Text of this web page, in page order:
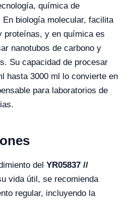
química de
biología molecular, facilita
proteínas, y en química es
nanotubos de carbono y
Su capacidad de procesar
hasta 3000 ml lo convierte en
para laboratorios de
del YR05837 //
vida útil, se recomienda
regular, incluyendo la